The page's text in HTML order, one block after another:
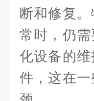
断和修复
常时，仍
化设备的
件，这在